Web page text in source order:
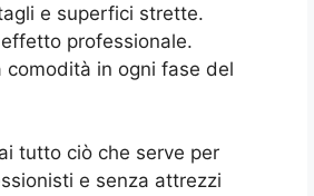
e superfici strette.
professionale.
comodità in ogni fase del
tutto ciò che serve per
e senza attrezzi